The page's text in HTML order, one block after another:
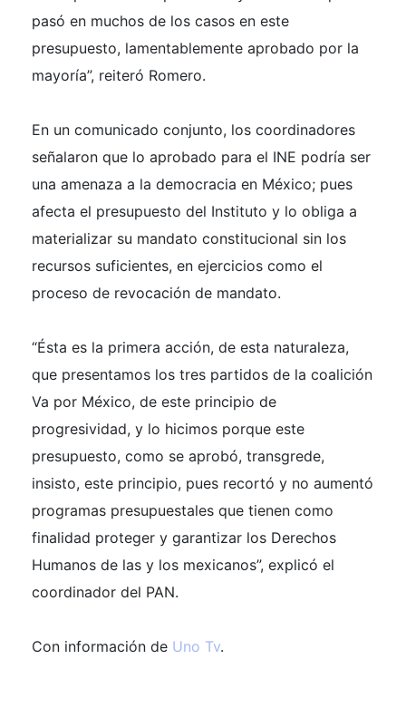
pasó en muchos de los casos en este
presupuesto, lamentablemente aprobado por la
mayoría”, reiteró Romero.
En un comunicado conjunto, los coordinadores
señalaron que lo aprobado para el INE podría ser
una amenaza a la democracia en México; pues
afecta el presupuesto del Instituto y lo obliga a
materializar su mandato constitucional sin los
recursos suficientes, en ejercicios como el
proceso de revocación de mandato.
“Ésta es la primera acción, de esta naturaleza,
que presentamos los tres partidos de la coalición
Va por México, de este principio de
progresividad, y lo hicimos porque este
presupuesto, como se aprobó, transgrede,
insisto, este principio, pues recortó y no aumentó
programas presupuestales que tienen como
finalidad proteger y garantizar los Derechos
Humanos de las y los mexicanos”, explicó el
coordinador del PAN.
Con información de Uno Tv.